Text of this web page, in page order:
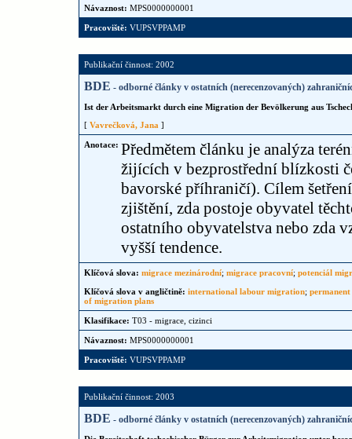
Návaznost: MPS0000000001
Pracoviště: VUPSVPPAMP
Publikační činnost: 2002
BDE - odborné články v ostatních (nerecenzovaných)
Ist der Arbeitsmarkt durch eine Migration der Bevölkerung aus
[ Vavrečková, Jana ]
Anotace: Předmětem článku je analýza
žijících v bezprostřední blízkosti
bavorské příhraničí). Cílem
zjištění, zda postoje obyvatel
ostatního obyvatelstva nebo zda
vyšší tendence.
Klíčová slova: migrace mezinárodní; migrace pracovní; potenciál
Klíčová slova v angličtině: international labour migration;
of migration plans
Klasifikace: T03 - migrace, cizinci
Návaznost: MPS0000000001
Pracoviště: VUPSVPPAMP
Publikační činnost: 2003
BDE - odborné články v ostatních (nerecenzovaných)